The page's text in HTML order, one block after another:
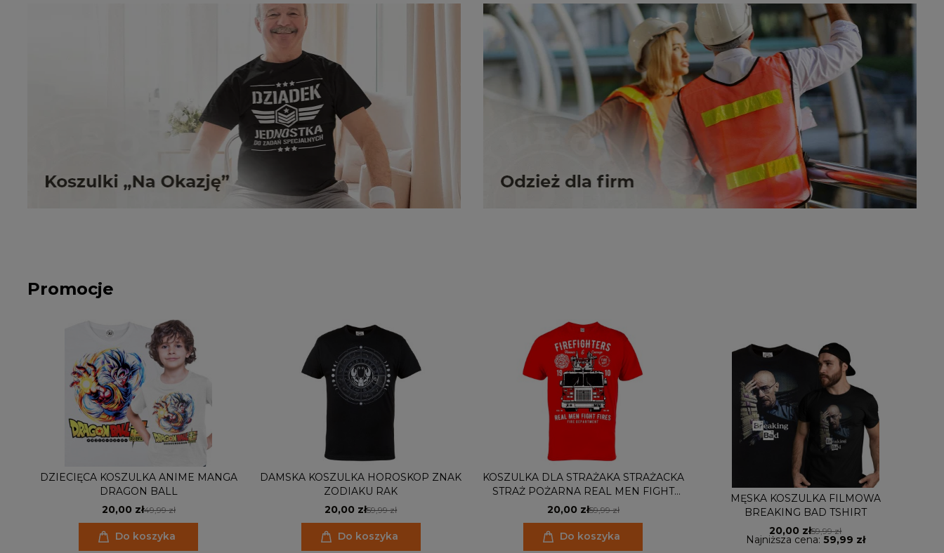
Promocje
DZIECIĘCA KOSZULKA ANIME MANGA
DRAGON BALL
20,00 zł49,99 zł
Do koszyka
DAMSKA KOSZULKA HOROSKOP ZNAK
ZODIAKU RAK
20,00 zł59,99 zł
Do koszyka
KOSZULKA DLA STRAŻAKA STRAŻACKA
STRAŻ POŻARNA REAL MEN FIGHT
FIRES
20,00 zł59,99 zł
Do koszyka
MĘSKA KOSZULKA FILMOWA
BREAKING BAD TSHIRT
20,00 zł59,99 zł
Najniższa cena: 59,99 zł